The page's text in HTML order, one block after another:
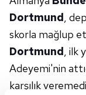
Dortmund,
skorla mağlup
Dortmund, ilk
Adeyemi'nin
karşılık